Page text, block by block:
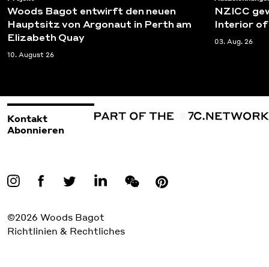
Woods Bagot entwirft den neuen
Hauptsitz von Argonaut in Perth am
Elizabeth Quay
10. August 26
NZICC
Interior of
03. Aug. 26
Kontakt
Abonnieren
©2026 Woods Bagot
Richtlinien & Rechtliches